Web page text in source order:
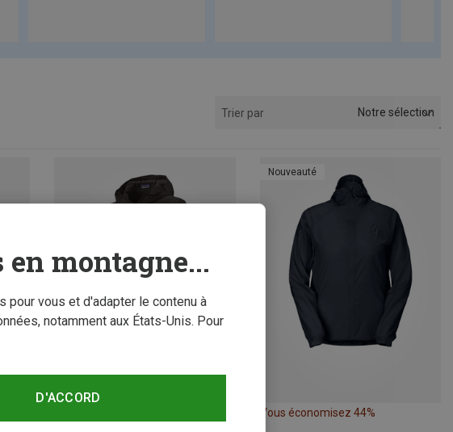
Trier par Notre sélection
Tailles
Nouveauté
Vous économisez 44%
montagne...
pour vous et d'adapter le contenu à
notamment aux États-Unis. Pour
D'ACCORD